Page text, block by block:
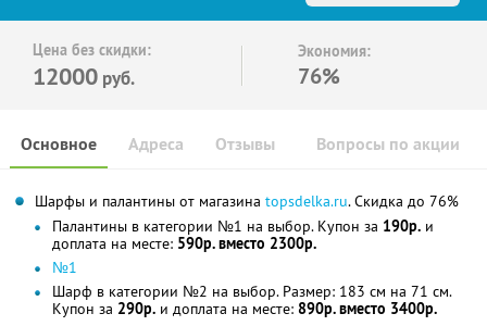
Цена без скидки:
12000 руб.
Экономия:
76%
Основное Отзывы Вопросы по акции
Адреса
Шарфы и палантины от магазина topsdelka.ru. Скидка до 76%
Палантины в категории №1 на выбор. Купон за 190р. и
доплата на месте: 590р. вместо 2300р.
№1
Шарф в категории №2 на выбор. Размер: 183 см на 71 см.
Купон за 290р. и доплата на месте: 890р. вместо 3400р.